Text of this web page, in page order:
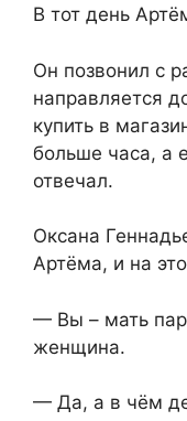
В тот день
Он позвонил с
направляется
купить в
больше часа, а
отвечал.
Оксана
Артёма, и на
— Вы – мать
женщина.
— Да, а в чём